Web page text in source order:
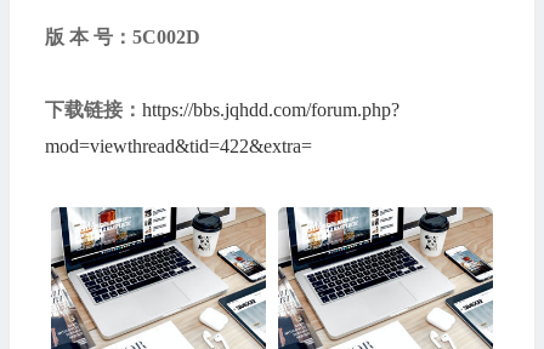
版 本 号：5C002D
下载链接： https://bbs.jqhdd.com/forum.php?
mod=viewthread&tid=422&extra=